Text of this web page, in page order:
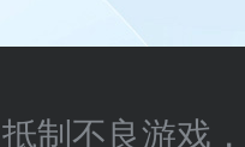
抵制不良游戏